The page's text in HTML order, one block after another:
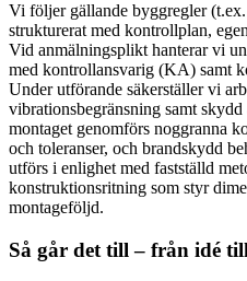
Vi följer gällande byggregler
strukturerat med kontrollplan,
Vid anmälningsplikt hanterar vi
med kontrollansvarig (KA) samt
Under utförande säkerställer vi
vibrationsbegränsning samt
montaget genomförs noggranna
och toleranser, och brandskydd
utförs i enlighet med fastställd
konstruktionsritning som styr
montageföljd.
Så går det till – från idé